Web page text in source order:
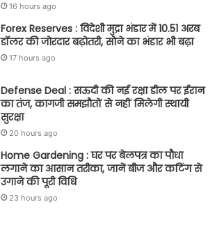
16 hours ago
Forex Reserves : विदेशी मुद्रा भंडार में 10.51 अरब
डॉलर की जोरदार बढ़ोतरी, सोने का भंडार भी बढ़ा
17 hours ago
Defense Deal : सऊदी की नई रक्षा डील पर ईरान
का तंज, कागजी समझौतों से नहीं मिलेगी स्थायी
सुरक्षा
20 hours ago
Home Gardening : घर पर बेलपत्र का पौधा
लगाने का आसान तरीका, जानें बीज और कटिंग से
उगाने की पूरी विधि
23 hours ago